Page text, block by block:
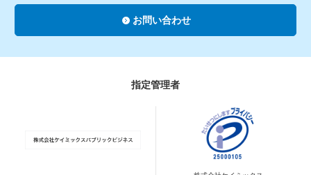
お問い合わせ
指定管理者